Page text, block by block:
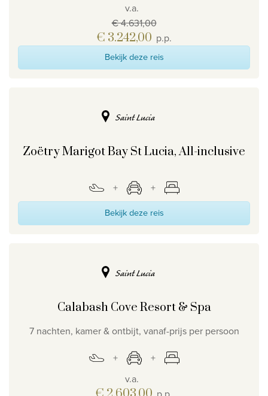
v.a.
€ 4.631,00
€ 3.242,00 p.p.
Bekijk deze reis
Saint Lucia
Zoëtry Marigot Bay St Lucia, All-inclusive
Bekijk deze reis
Saint Lucia
Calabash Cove Resort & Spa
7 nachten, kamer & ontbijt, vanaf-prijs per persoon
v.a.